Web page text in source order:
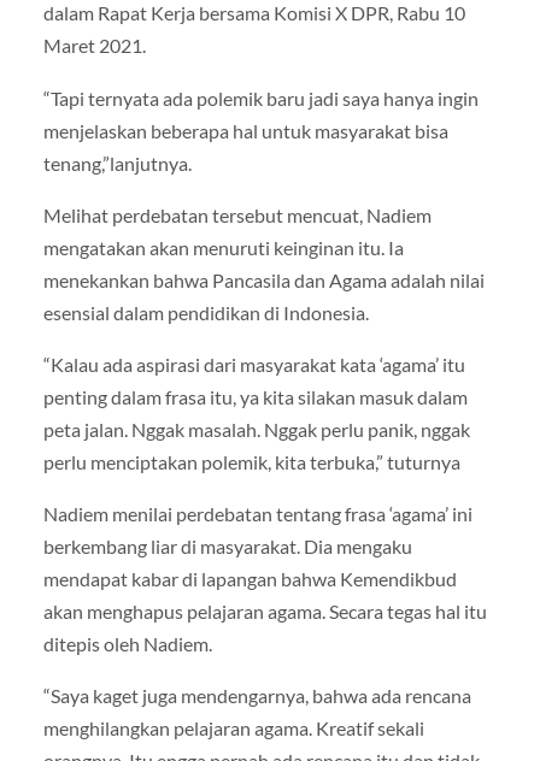
dalam Rapat Kerja bersama Komisi X DPR, Rabu 10
Maret 2021.
“Tapi ternyata ada polemik baru jadi saya hanya ingin
menjelaskan beberapa hal untuk masyarakat bisa
tenang,”lanjutnya.
Melihat perdebatan tersebut mencuat, Nadiem
mengatakan akan menuruti keinginan itu. Ia
menekankan bahwa Pancasila dan Agama adalah nilai
esensial dalam pendidikan di Indonesia.
“Kalau ada aspirasi dari masyarakat kata ‘agama’ itu
penting dalam frasa itu, ya kita silakan masuk dalam
peta jalan. Nggak masalah. Nggak perlu panik, nggak
perlu menciptakan polemik, kita terbuka,” tuturnya
Nadiem menilai perdebatan tentang frasa ‘agama’ ini
berkembang liar di masyarakat. Dia mengaku
mendapat kabar di lapangan bahwa Kemendikbud
akan menghapus pelajaran agama. Secara tegas hal itu
ditepis oleh Nadiem.
“Saya kaget juga mendengarnya, bahwa ada rencana
menghilangkan pelajaran agama. Kreatif sekali